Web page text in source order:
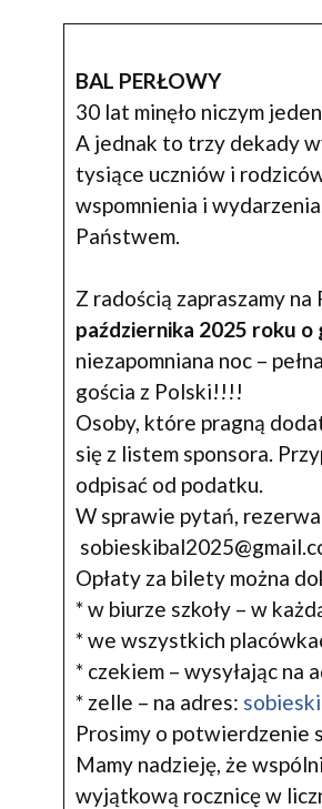
BAL PERŁOWY
30 lat minęło niczym
A jednak to trzy dekady
tysiące uczniów i
wspomnienia i
Państwem.
Z radością zapraszamy
października 2025 roku o
niezapomniana noc –
gościa z Polski!!!!
Osoby, które pragną
się z listem sponsora.
odpisać od podatku.
W sprawie pytań,
Opłaty za bilety można
* w biurze szkoły – w
* we wszystkich
* czekiem – wysyłając na
* zelle – na adres:
Prosimy o potwierdzenie
Mamy nadzieję, że
wyjątkową rocznicę w